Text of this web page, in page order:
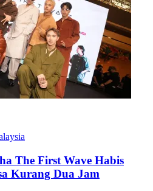
The First Wave Habis
Kurang Dua Jam